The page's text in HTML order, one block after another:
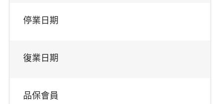
停業日期
復業日期
品保會員